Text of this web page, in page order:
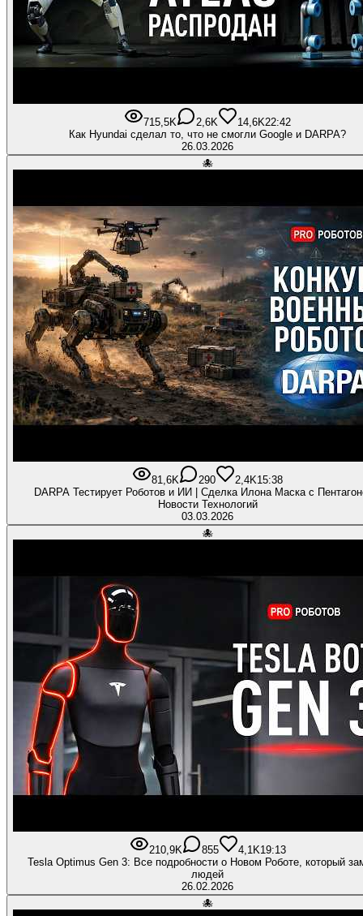
715,5K 2,6K 14,6K22:42
Как Hyundai сделал то, что не смогли Google и DARPA?
26.03.2026
🐙
81,6K 290 2,4K15:38
DARPA Тестирует Роботов и ИИ | Сделка Илона Маска с
Новости Технологий
03.03.2026
🐙
210,9K 855 4,1K19:13
Tesla Optimus Gen 3: Все подробности о Новом Роботе, который
людей
26.02.2026
🐙